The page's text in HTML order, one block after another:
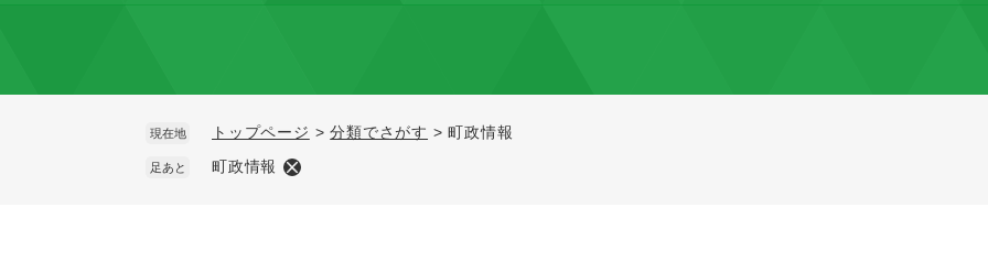
現在地 トップページ >分類でさがす >町政情報
足あと 町政情報